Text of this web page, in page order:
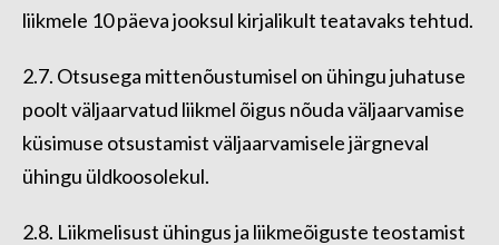
liikmele 10 päeva jooksul kirjalikult teatavaks tehtud.
2.7. Otsusega mittenõustumisel on ühingu juhatuse
poolt väljaarvatud liikmel õigus nõuda väljaarvamise
küsimuse otsustamist väljaarvamisele järgneval
ühingu üldkoosolekul.
2.8. Liikmelisust ühingus ja liikmeõiguste teostamist